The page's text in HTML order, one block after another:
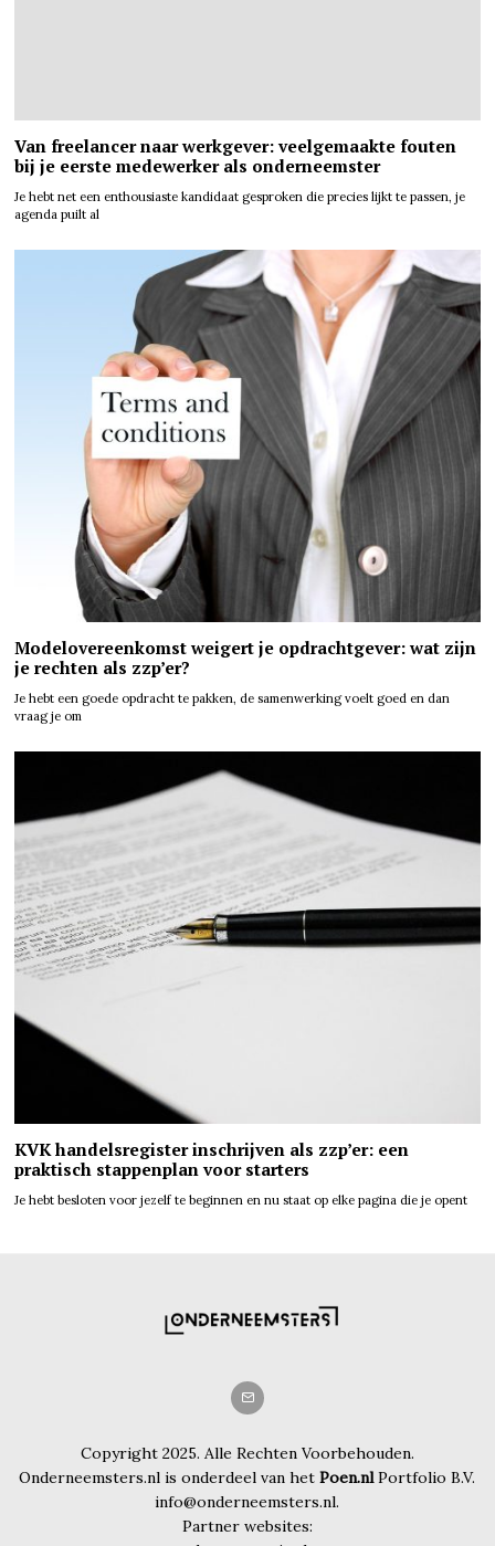
Van freelancer naar werkgever: veelgemaakte fouten
bij je eerste medewerker als onderneemster
Je hebt net een enthousiaste kandidaat gesproken die precies lijkt te passen, je
agenda puilt al
Modelovereenkomst weigert je opdrachtgever: wat zijn
je rechten als zzp’er?
Je hebt een goede opdracht te pakken, de samenwerking voelt goed en dan
vraag je om
KVK handelsregister inschrijven als zzp’er: een
praktisch stappenplan voor starters
Je hebt besloten voor jezelf te beginnen en nu staat op elke pagina die je opent
Copyright 2025. Alle Rechten Voorbehouden.
Onderneemsters.nl is onderdeel van hetPoen.nlPortfolio B.V.
info@onderneemsters.nl.
Partner websites: